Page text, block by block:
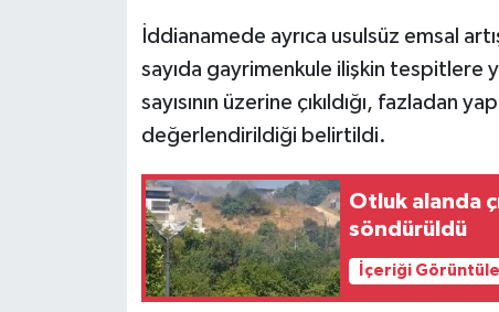
İddianamede ayrıca usulsüz emsal
sayıda gayrimenkule ilişkin tespitlere
sayısının üzerine çıkıldığı, fazladan
değerlendirildiği belirtildi.
Otluk alanda
söndürüldü
İçeriği Görüntüle